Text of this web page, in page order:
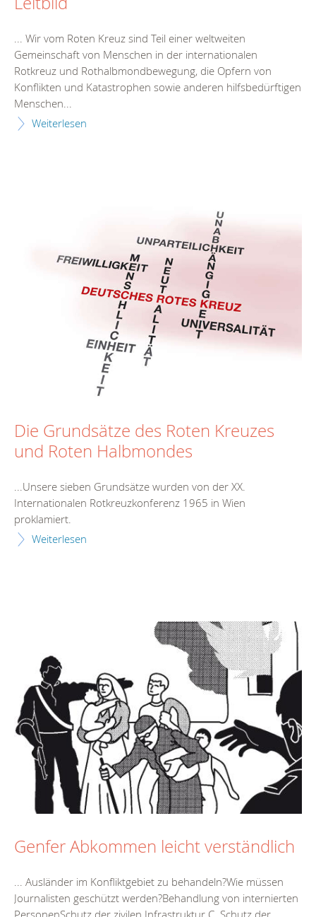
... Wir vom Roten Kreuz sind Teil einer weltweiten
Gemeinschaft von Menschen in der internationalen
Rotkreuz und Rothalbmondbewegung, die Opfern von
Konflikten und Katastrophen sowie anderen hilfsbedürftigen
Menschen...
Weiterlesen
Die Grundsätze des Roten Kreuzes
und Roten Halbmondes
...Unsere sieben Grundsätze wurden von der XX.
Internationalen Rotkreuzkonferenz 1965 in Wien
proklamiert.
Weiterlesen
Genfer Abkommen leicht verständlich
... Ausländer im Konfliktgebiet zu behandeln?Wie müssen
Journalisten geschützt werden?Behandlung von internierten